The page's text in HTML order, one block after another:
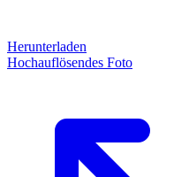
Herunterladen
Hochauflösendes Foto